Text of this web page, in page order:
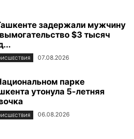
задержали мужчину
$3 тысяч
07.08.2026
парке
утонула 5-летняя
06.08.2026